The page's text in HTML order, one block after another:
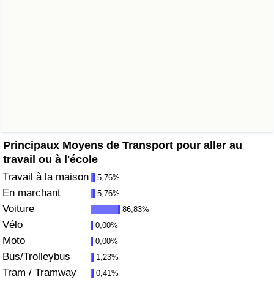
Principaux Moyens de Transport pour aller au
travail ou à l'école
Travail à la maison 5,76%
En marchant 5,76%
Voiture 86,83%
Vélo 0,00%
Moto 0,00%
Bus/Trolleybus 1,23%
Tram / Tramway 0,41%
Indice de pollution
Trafic
Indice de Trafic
Indice de Trafic (Actuel)